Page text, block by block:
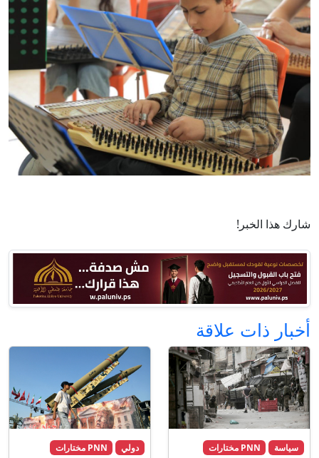
شارك هذا الخبر!
أخبار ذات علاقة
سياسة PNN مختارات دولي PNN مختارات